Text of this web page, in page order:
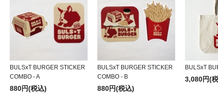
BULSxT BURGER STICKER
COMBO - A
880円(税込)
BULSxT BURGER STICKER
COMBO - B
880円(税込)
BULSxT
3,080円(